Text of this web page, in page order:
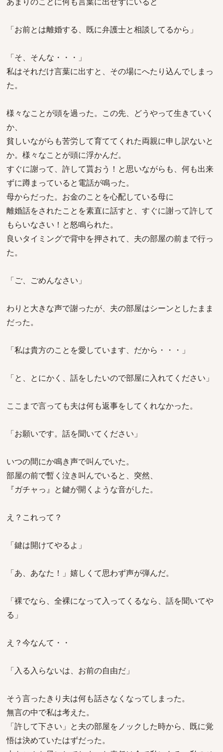
「お前とは離婚する、既に弁護士と相談してるから」
「そ、そんな・・・」
私はそれだけ言葉に出すと、その場にへたり込んでしまっ
た。
様々なことが頭を過った。この先、どうやって生きていく
か、
貧しいながらも苦労して育ててくれた両親に申し訳ないと
か。様々なことが頭に浮かんだ。
すぐに謝って、許して貰おう！と思いながらも、何も出来
ずに蹲まっていると電話が鳴った。
母からだった。お金のことを心配している母に
離婚話をされたことを素直に話すと、すぐに謝って許して
もらいなさい！と怒鳴られた。
良いタイミングで背中を押されて、夫の部屋の前まで行っ
た。
「ご、ごめんなさい」
わりと大きな声で謝ったが、夫の部屋はシーンとしたまま
だった。
「私は貴方のことを愛しています、だから・・・」
「と、とにかく、話をしたいので部屋に入れてください」
ここまで言っても夫は何も返事をしてくれなかった。
「お願いです。話を聞いてください」
いつの間にか鳴き声で叫んでいた。
部屋の前で暫く泣き叫んでいると、突然、
『ガチャっ』と鍵が開くような音がした。
え？これって？
「鍵は開けてやるよ」
「あ、あなた！」嬉しくて思わず声が弾んだ。
「裸でなら、全裸になって入ってくるなら、話を聞いてや
る」
え？今なんて・・
「入る入らないは、お前の自由だ」
そう言ったきり夫は何も話さなくなってしまった。
無言の中で私は考えた。
「許して下さい」と夫の部屋をノックした時から、既に覚
悟は決めていたはずだった。